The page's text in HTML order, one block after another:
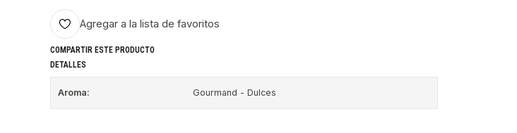
Agregar a la lista de favoritos
COMPARTIR ESTE PRODUCTO
DETALLES
Aroma: Gourmand - Dulces